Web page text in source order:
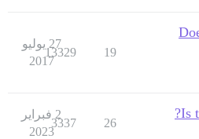
19
13329
27 يوليو
2017
Is
26
3337
2 فبراير
2023